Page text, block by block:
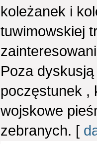
koleżanek i
tuwimowskiej
Poza
poczęstunek ,
wojskowe
zebranych. [